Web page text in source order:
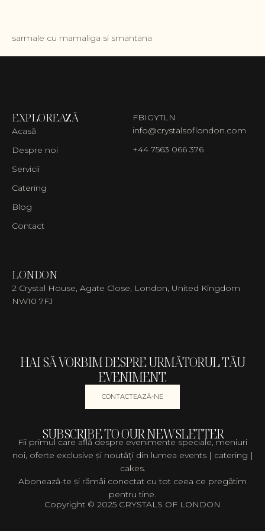
sarmale cu mamaliga si smantana
EXPLOREAZĂ
Acasă
Despre noi
Servicii
Catering
Blog
Contact
FBIGYTLN
info@crystalsoflondon.com
+44 7563 066 376
LONDON
2 Crystal House, Agate Close, London, United Kingdom
NW10 7FJ
HAI SĂ VORBIM DESPRE URMĂTORUL TĂU
EVENIMENT.
CONTACTEAZĂ-NE
SUBSCRIBE TO OUR NEWSLETTER
Fii primul care află despre evenimente speciale, meniuri
noi, oferte exclusive și noutăți din lumea events | catering |
cakes.
Abonează-te și rămâi conectat cu tot ceea ce pregătim
pentru tine.
Copyright © 2025 CRYSTALS OF LONDON